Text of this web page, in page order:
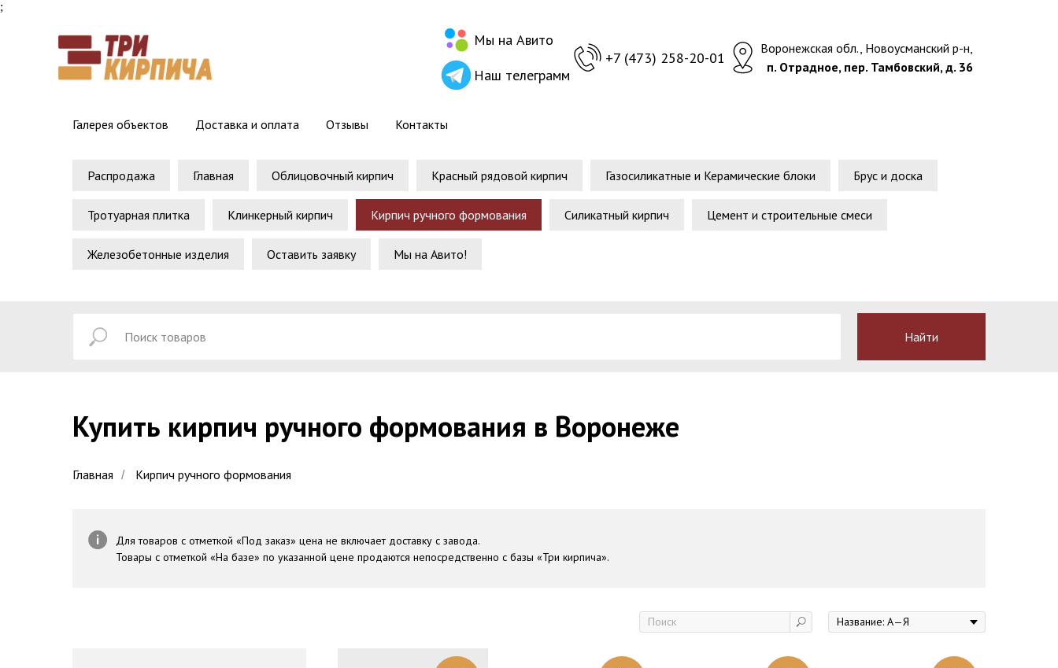
;
Мы на Авито
Наш телеграмм
+7 (473) 258-20-01
Воронежская обл., Новоусманский р-н,
п. Отрадное, пер. Тамбовский, д. 36
Галерея объектов Доставка и оплата Отзывы Контакты
Распродажа Главная Облицовочный кирпич Красный рядовой кирпич Газосиликатные и Керамические блоки Брус и доска
Тротуарная плитка Клинкерный кирпич Кирпич ручного формования Силикатный кирпич Цемент и строительные смеси
Железобетонные изделия Оставить заявку Мы на Авито!
Найти
Купить кирпич ручного формования в Воронеже
Главная / Кирпич ручного формования
Для товаров с отметкой «Под заказ» цена не включает доставку с завода.
Товары с отметкой «На базе» по указанной цене продаются непосредственно с базы «Три кирпича».